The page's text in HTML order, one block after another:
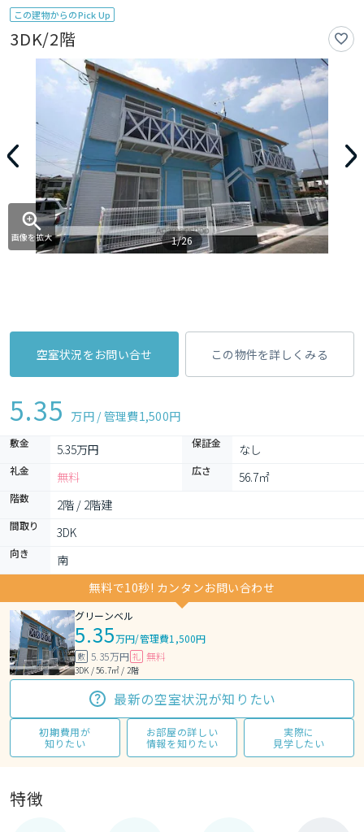
この建物からのPick Up
3DK/2階
画像を拡大 1/26
空室状況をお問い合せ この物件を詳しくみる
5.35 万円 / 管理費1,500円
敷金 5.35万円 保証金 なし
礼金 無料 広さ 56.7㎡
階数 2階 / 2階建
間取り 3DK
向き
南
無料で10秒! カンタンお問い合わせ
グリーンベル
5.35万円/管理費1,500円
敷 5.35万円 礼 無料
3DK / 56.7㎡ / 2階
最新の空室状況が知りたい
初期費用が
知りたい
お部屋の詳しい
情報を知りたい
実際に
見学したい
特徴